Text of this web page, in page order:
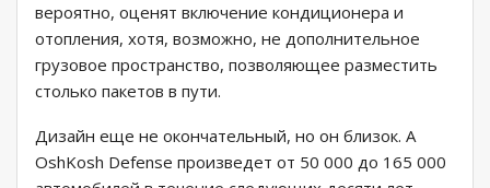
вероятно, оценят включение кондиционера и
отопления, хотя, возможно, не дополнительное
грузовое пространство, позволяющее разместить
столько пакетов в пути.
Дизайн еще не окончательный, но он близок. А
OshKosh Defense произведет от 50 000 до 165 000